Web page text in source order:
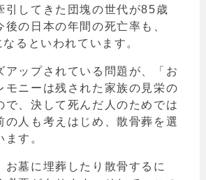
引してきた団塊の世代が85歳
後の日本の年間の死亡率も、
るといわれています。
アップされている問題が、「お
モニーは残された家族の見栄の
で、決して死んだ人のためでは
の人も考えはじめ、散骨葬を選
す。
お墓に埋葬したり散骨するに